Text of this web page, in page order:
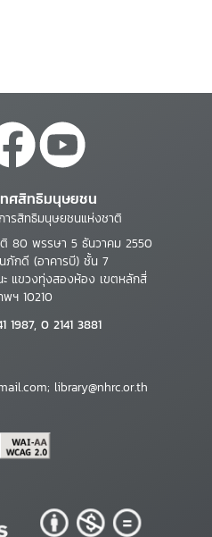
ศสิทธิมนุษยชน
รสิทธิมนุษยชนแห่งชาติ
ติ 80 พรรษา 5 ธันวาคม 2550
ภักดี (อาคารบี) ชั้น 7
แขวงทุ่งสองห้อง เขตหลักสี่
พฯ 10210
1987, 0 2141 3881
library@nhrc.or.th